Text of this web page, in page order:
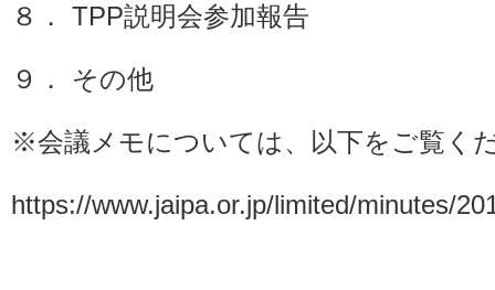
８． TPP説明会参加報告
９． その他
※会議メモについては、以下をご覧く
https://www.jaipa.or.jp/limited/minutes/